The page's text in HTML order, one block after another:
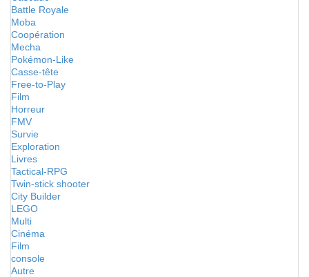
Battle Royale
Moba
Coopération
Mecha
Pokémon-Like
Casse-tête
Free-to-Play
Film
Horreur
FMV
Survie
Exploration
Livres
Tactical-RPG
Twin-stick shooter
City Builder
LEGO
Multi
Cinéma
Film
console
Autre